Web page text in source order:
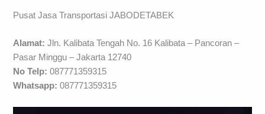
Pusat Jasa Transportasi JABODETABEK
Alamat: Jln. Kalibata Tengah No. 16 Kalibata – Pancoran –
Pasar Minggu – Jakarta 12740
No Telp: 087771359315
Whatsapp: 087771359315